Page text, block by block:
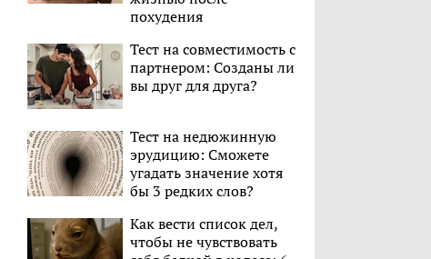
похудения
Тест на совместимость с
партнером: Созданы ли
вы друг для друга?
Тест на недюжинную
эрудицию: Сможете
угадать значение хотя
бы 3 редких слов?
Как вести список дел,
чтобы не чувствовать